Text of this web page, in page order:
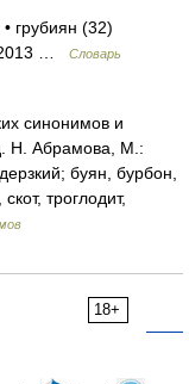
грубиян (32)
2013 …
Словарь
синонимов и
Н. Абрамова, М.:
буян, бурбон,
троглодит,
18+